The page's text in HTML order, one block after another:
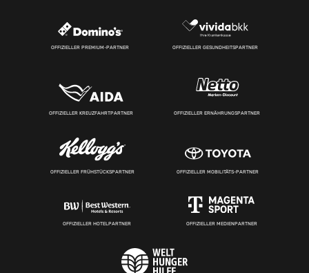
OFFIZIELLER PREMIUM-PARTNER OFFIZIELLER GESUNDHEITSPARTNER
OFFIZIELLER KREUZFAHRTPARTNER OFFIZIELLER ERNÄHRUNGSPARTNER
OFFIZIELLER FRÜHSTÜCKSPARTNER OFFIZIELLER MOBILITÄTS-PARTNER
OFFIZIELLER HOTELPARTNER OFFIZIELLER MEDIENPARTNER